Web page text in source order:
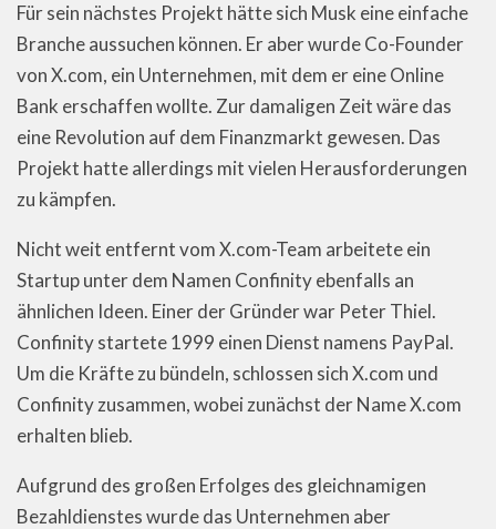
Für sein nächstes Projekt hätte sich Musk eine einfache
Branche aussuchen können. Er aber wurde Co-Founder
von X.com, ein Unternehmen, mit dem er eine Online
Bank erschaffen wollte. Zur damaligen Zeit wäre das
eine Revolution auf dem Finanzmarkt gewesen. Das
Projekt hatte allerdings mit vielen Herausforderungen
zu kämpfen.
Nicht weit entfernt vom X.com-Team arbeitete ein
Startup unter dem Namen Confinity ebenfalls an
ähnlichen Ideen. Einer der Gründer war Peter Thiel.
Confinity startete 1999 einen Dienst namens PayPal.
Um die Kräfte zu bündeln, schlossen sich X.com und
Confinity zusammen, wobei zunächst der Name X.com
erhalten blieb.
Aufgrund des großen Erfolges des gleichnamigen
Bezahldienstes wurde das Unternehmen aber